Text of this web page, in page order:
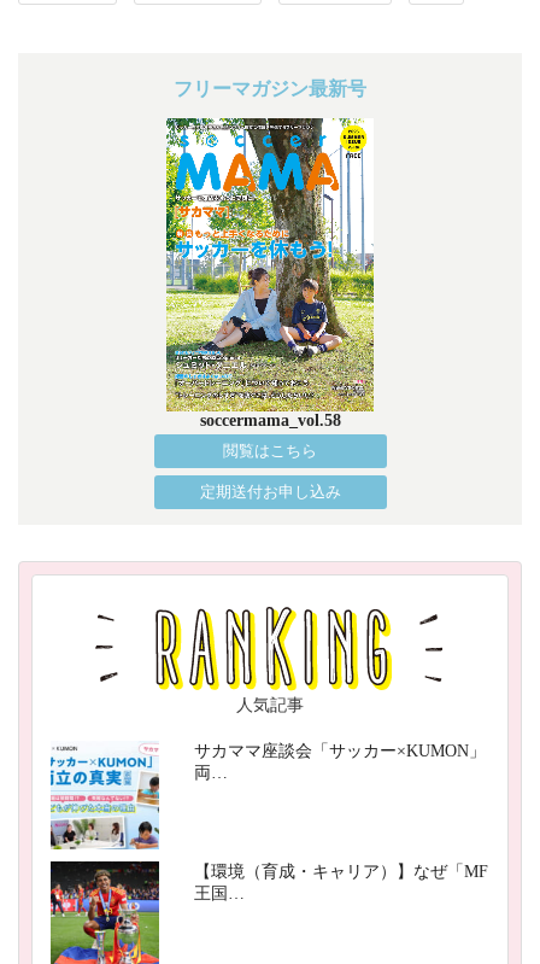
フリーマガジン最新号
soccermama_vol.58
閲覧はこちら
定期送付お申し込み
人気記事
サカママ座談会「サッカー×KUMON」
両…
【環境（育成・キャリア）】なぜ「MF
王国…